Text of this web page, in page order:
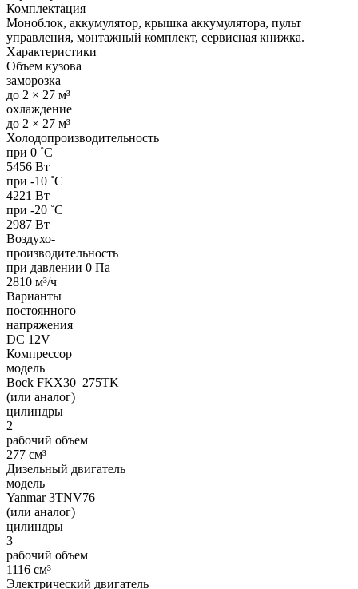
Комплектация
Моноблок, аккумулятор, крышка аккумулятора, пульт
управления, монтажный комплект, сервисная книжка.
Характеристики
Объем кузова
заморозка
до 2 × 27 м³
охлаждение
до 2 × 27 м³
Холодопроизводительность
при 0 ˚С
5456 Вт
при -10 ˚С
4221 Вт
при -20 ˚С
2987 Вт
Воздухо-
производительность
при давлении 0 Па
2810 м³/ч
Варианты
постоянного
напряжения
DC 12V
Компрессор
модель
Bock FKX30_275TK
(или аналог)
цилиндры
2
рабочий объем
277 см³
Дизельный двигатель
модель
Yanmar 3TNV76
(или аналог)
цилиндры
3
рабочий объем
1116 см³
Электрический двигатель